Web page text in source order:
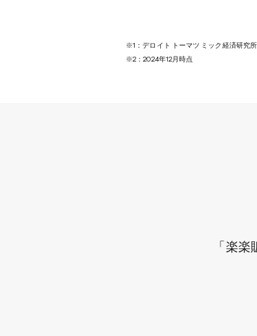
※1：デロイト トーマツ ミック経済研究
※2：2024年12月時点
「楽